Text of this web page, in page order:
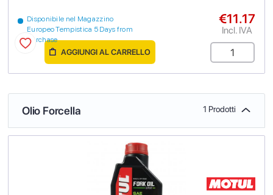
Disponibile nel Magazzino
Europeo Tempistica 5 Days from
purchase
€11.17
Incl. IVA
AGGIUNGI AL CARRELLO
Olio Forcella 1 Prodotti